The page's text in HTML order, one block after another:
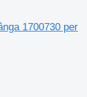
1700730 per